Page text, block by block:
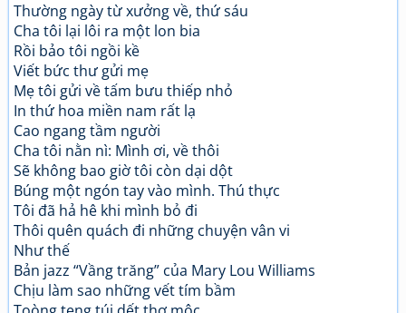
Thường ngày từ xưởng về, thứ sáu
Cha tôi lại lôi ra một lon bia
Rồi bảo tôi ngồi kề
Viết bức thư gửi mẹ
Mẹ tôi gửi về tấm bưu thiếp nhỏ
In thứ hoa miền nam rất lạ
Cao ngang tầm người
Cha tôi nằn nì: Mình ơi, về thôi
Sẽ không bao giờ tôi còn dại dột
Búng một ngón tay vào mình. Thú thực
Tôi đã hả hê khi mình bỏ đi
Thôi quên quách đi những chuyện vân vi
Như thế
Bản jazz “Vầng trăng” của Mary Lou Williams
Chịu làm sao những vết tím bầm